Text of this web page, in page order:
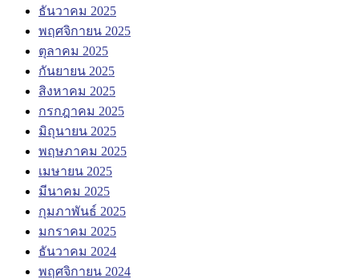
ธันวาคม 2025
พฤศจิกายน 2025
ตุลาคม 2025
กันยายน 2025
สิงหาคม 2025
กรกฎาคม 2025
มิถุนายน 2025
พฤษภาคม 2025
เมษายน 2025
มีนาคม 2025
กุมภาพันธ์ 2025
มกราคม 2025
ธันวาคม 2024
พฤศจิกายน 2024